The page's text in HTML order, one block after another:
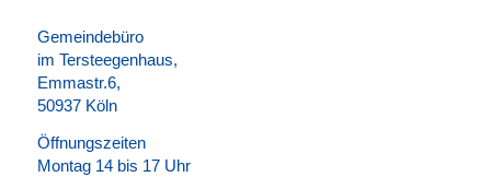
Gemeindebüro
im Tersteegenhaus,
Emmastr.6,
50937 Köln
Öffnungszeiten
Montag 14 bis 17 Uhr